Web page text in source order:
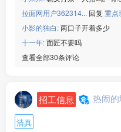
拉面网用户362314... 回复 重点
小影的独白:两口子开着多少
十一年:面匠不要吗
查看全部30条评论
招工信息 热闹的
清真